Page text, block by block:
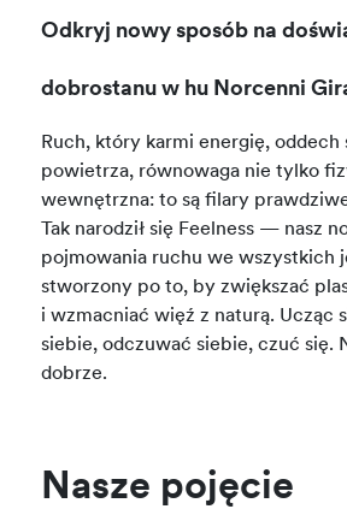
Odkryj nowy sposób na
dobrostanu w hu Norcenni
Ruch, który karmi energię, oddech
powietrza, równowaga nie tylko
wewnętrzna: to są filary
Tak narodził się Feelness — nasz
pojmowania ruchu we wszystkich
stworzony po to, by zwiększać
i wzmacniać więź z naturą. Ucząc
siebie, odczuwać siebie, czuć się.
dobrze.
Nasze pojęcie